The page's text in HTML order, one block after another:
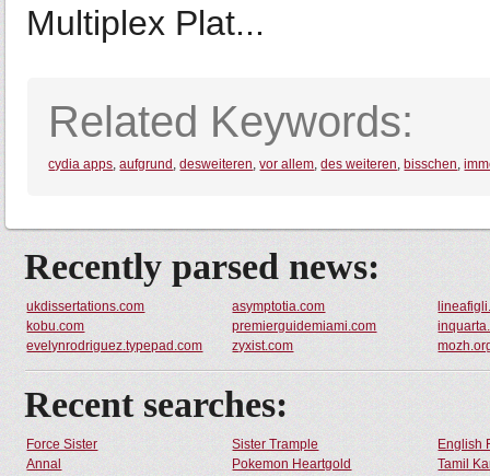
Multiplex Plat...
Related Keywords:
cydia apps,aufgrund ,desweiteren,vor allem,des weiteren, bisschen,
Recently parsed news:
ukdissertations.com asymptotia.com
kobu.com
premierguidemiami.com
evelynrodriguez.typepad.com
zyxist.com
Recent searches:
Force Sister Sister Trample
English
Annal
Pokemon Heartgold Tamil